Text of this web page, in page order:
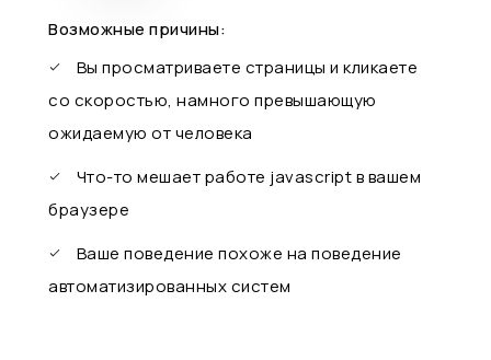
Возможные причины:
Вы просматриваете страницы и кликаете
со скоростью, намного превышающую
ожидаемую от человека
Что-то мешает работе javascript в вашем
браузере
Ваше поведение похоже на поведение
автоматизированных систем